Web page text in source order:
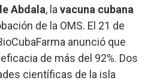
Abdala, la vacuna cubana
de la OMS. El 21 de
anunció que
de más del 92%. Dos
científicas de la isla